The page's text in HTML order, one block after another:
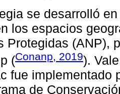
se desarrolló
los espacios
Protegidas (ANP),
(Conanp, 2019).
fue implementado
de